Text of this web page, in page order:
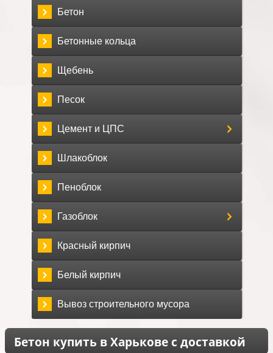
Бетон
Бетонные кольца
Щебень
Песок
Цемент и ЦПС
Шлакоблок
Пеноблок
Газоблок
Красный кирпич
Белый кирпич
Вывоз строительного мусора
Бетон купить в Харькове с доставкой